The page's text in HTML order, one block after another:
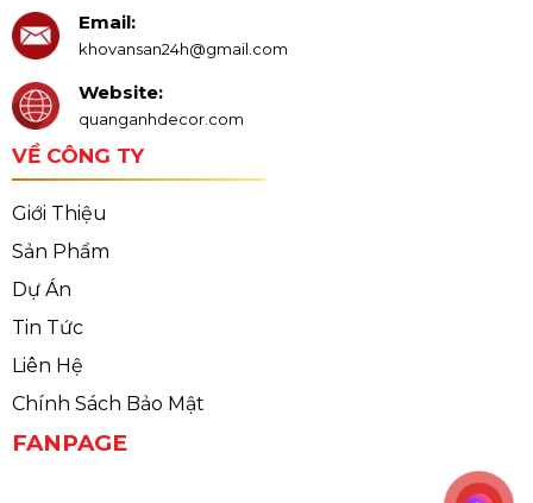
Email:
khovansan24h@gmail.com
Website:
quanganhdecor.com
VỀ CÔNG TY
Giới Thiệu
Sản Phẩm
Dự Án
Tin Tức
Liên Hệ
Chính Sách Bảo Mật
FANPAGE